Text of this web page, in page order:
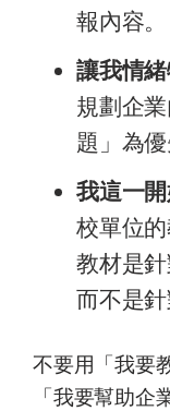
報內容。
讓我情
規劃企
題」為優
我這一
校單位
教材是
而不是針
不要用「我要
「我要幫助企